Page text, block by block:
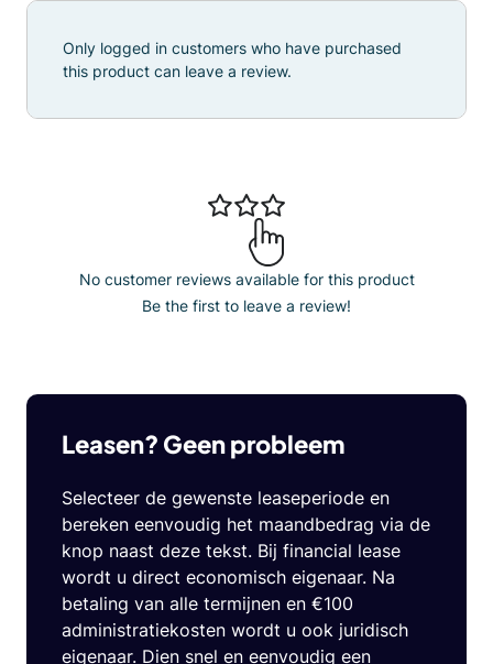
No customer reviews available for this product
Be the first to leave a review!
Only logged in customers who have purchased
this product can leave a review.
Leasen? Geen probleem
Selecteer de gewenste leaseperiode en
bereken eenvoudig het maandbedrag via de
knop naast deze tekst. Bij financial lease
wordt u direct economisch eigenaar. Na
betaling van alle termijnen en €100
administratiekosten wordt u ook juridisch
eigenaar. Dien snel en eenvoudig een